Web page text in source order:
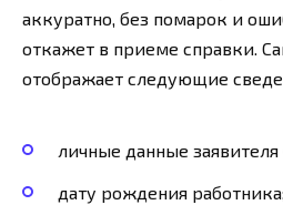
аккуратно, без помарок и
откажет в приеме справки.
отображает следующие
личные данные
дату рождения работника;